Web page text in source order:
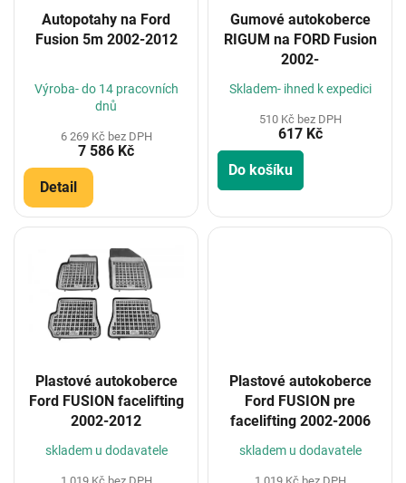
Autopotahy na Ford
Fusion 5m 2002-2012
Výroba- do 14 pracovních
dnů
6 269 Kč bez DPH
7 586 Kč
Detail
Gumové autokoberce
RIGUM na FORD Fusion
2002-
Skladem- ihned k expedici
510 Kč bez DPH
617 Kč
Do košíku
Plastové autokoberce
Ford FUSION facelifting
2002-2012
skladem u dodavatele
Plastové autokoberce
Ford FUSION pre
facelifting 2002-2006
skladem u dodavatele